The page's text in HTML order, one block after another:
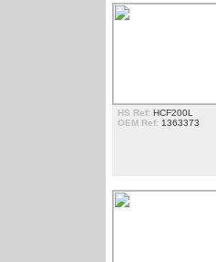
HS Ref: HCF200L
OEM Ref: 1363373